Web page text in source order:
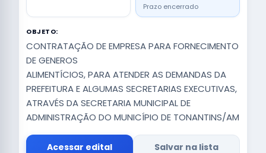
Prazo encerrado
OBJETO:
CONTRATAÇÃO DE EMPRESA PARA FORNECIMENTO
DE GENEROS
ALIMENTÍCIOS, PARA ATENDER AS DEMANDAS DA
PREFEITURA E ALGUMAS SECRETARIAS EXECUTIVAS,
ATRAVÉS DA SECRETARIA MUNICIPAL DE
ADMINISTRAÇÃO DO MUNICÍPIO DE TONANTINS/AM
Acessar edital Salvar na lista